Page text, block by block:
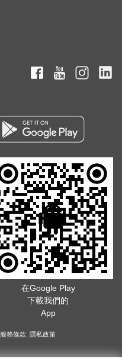
在Google Play
下載我們的
App
服務條款 隱私政策